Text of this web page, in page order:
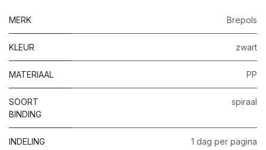
MERK Brepols
KLEUR zwart
MATERIAAL PP
SOORT
BINDING
spiraal
INDELING 1 dag per pagina